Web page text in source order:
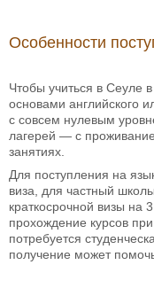
Особенности
Чтобы учиться в Сеуле
основами английского
с совсем нулевым
лагерей — с
занятиях.
Для поступления на
виза, для частный
краткосрочной визы на
прохождение курсов
потребуется
получение может